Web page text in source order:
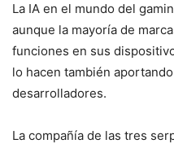
La IA en el mundo del
aunque la mayoría de
funciones en sus
lo hacen también
desarrolladores.
La compañía de las tres